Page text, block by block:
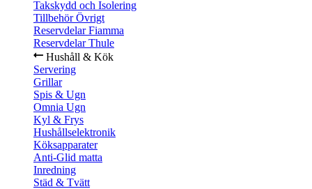
Takskydd och Isolering
Tillbehör Övrigt
Reservdelar Fiamma
Reservdelar Thule
Hushåll & Kök
Servering
Grillar
Spis & Ugn
Omnia Ugn
Kyl & Frys
Hushållselektronik
Köksapparater
Anti-Glid matta
Inredning
Städ & Tvätt